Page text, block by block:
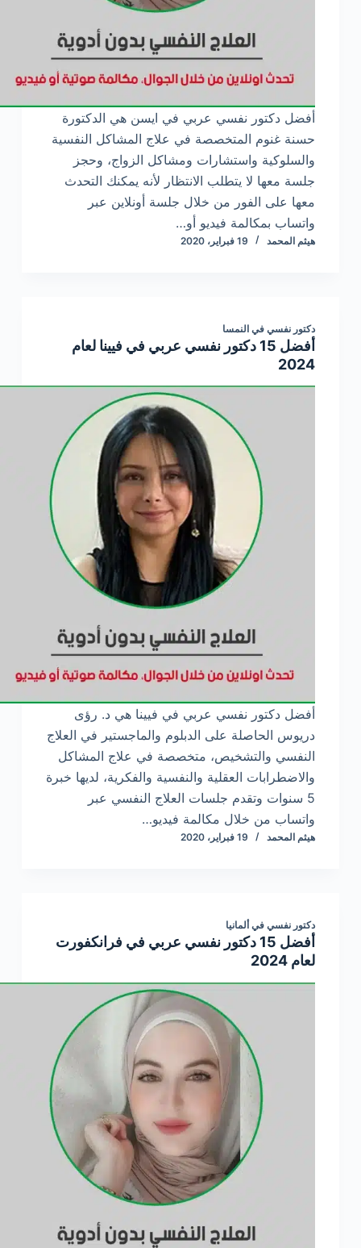
أفضل دكتور نفسي عربي في ايسن هي الدكتورة
حسنة غنوم المتخصصة في علاج المشاكل النفسية
والسلوكية واستشارات ومشاكل الزواج، وحجز
جلسة معها لا يتطلب الانتظار لأنه يمكنك التحدث
معها على الفور من خلال جلسة أونلاين عبر
واتساب بمكالمة فيديو أو…
هيثم المحمد 19 فبراير، 2020
دكتور نفسي في النمسا
أفضل 15 دكتور نفسي عربي في فيينا لعام
2024
أفضل دكتور نفسي عربي في فيينا هي د. رؤى
دريوس الحاصلة على الدبلوم والماجستير في العلاج
النفسي والتشخيص، متخصصة في علاج المشاكل
والاضطرابات العقلية والنفسية والفكرية، لديها خبرة
5 سنوات وتقدم جلسات العلاج النفسي عبر
واتساب من خلال مكالمة فيديو…
هيثم المحمد 19 فبراير، 2020
دكتور نفسي في ألمانيا
أفضل 15 دكتور نفسي عربي في فرانكفورت
لعام 2024